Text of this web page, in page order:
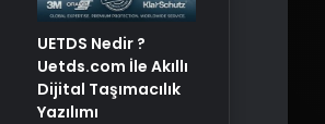
UETDS Nedir ?
Uetds.com İle Akıllı
Dijital Taşımacılık
Yazılımı